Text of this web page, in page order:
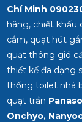
Chí Minh
hãng, chiết khấu
cắm, quạt hút
quạt thông gió
thiết kế đa dạng
thống toilet nhà
quạt trần
Onchyo,